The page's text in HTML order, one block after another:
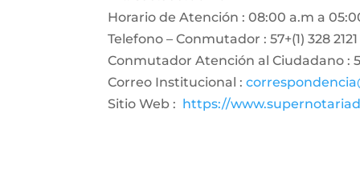
Horario de Atención : 08:00 a.m a
Telefono – Conmutador : 57+(1) 328 2121
Conmutador Atención al Ciudadano :
Correo Institucional :
Sitio Web : https://